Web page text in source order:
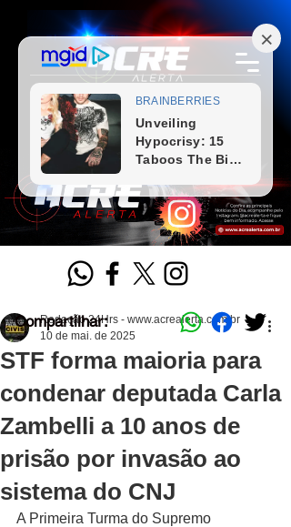
STF forma maioria para
condenar deputada Carla
Zambelli a 10 anos de
prisão por invasão ao
sistema do CNJ
Redação 24Hrs - www.acrealerta.com.br
10 de mai. de 2025
A Primeira Turma do Supremo
Compartilhar: